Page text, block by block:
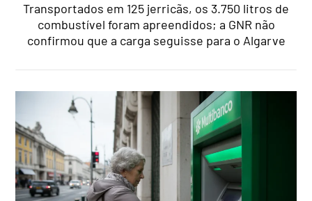
Transportados em 125 jerricãs, os 3.750 litros de
combustível foram apreendidos; a GNR não
confirmou que a carga seguisse para o Algarve